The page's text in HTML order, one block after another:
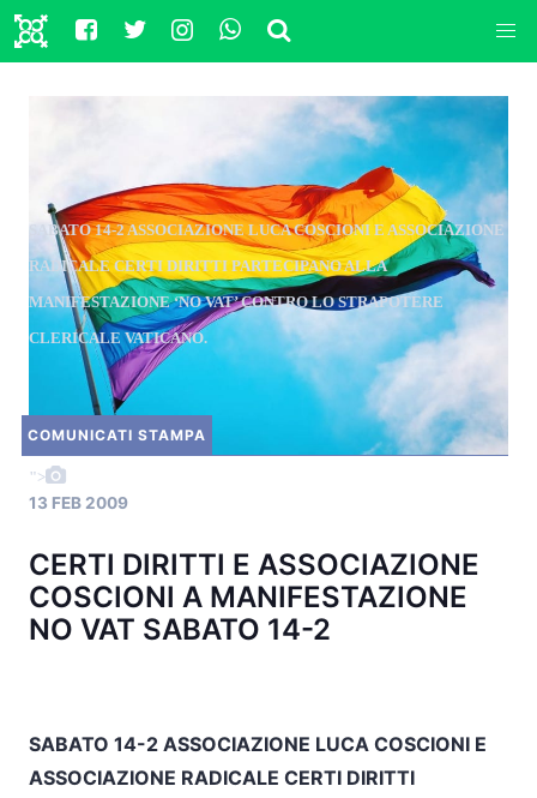
COMUNICATI STAMPA
SABATO 14-2 ASSOCIAZIONE LUCA COSCIONI E ASSOCIAZIONE
RADICALE CERTI DIRITTI PARTECIPANO ALLA
MANIFESTAZIONE ‘NO VAT’ CONTRO LO STRAPOTERE
CLERICALE VATICANO.
">
13 FEB 2009
CERTI DIRITTI E ASSOCIAZIONE
COSCIONI A MANIFESTAZIONE
NO VAT SABATO 14-2
SABATO 14-2 ASSOCIAZIONE LUCA COSCIONI E
ASSOCIAZIONE RADICALE CERTI DIRITTI